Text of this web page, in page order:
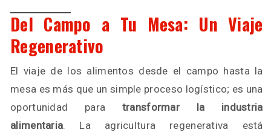
Del Campo a Tu Mesa: Un Viaje
Regenerativo
El viaje de los alimentos desde el campo hasta la
mesa es más que un simple proceso logístico; es una
oportunidad para transformar la industria
alimentaria. La agricultura regenerativa está